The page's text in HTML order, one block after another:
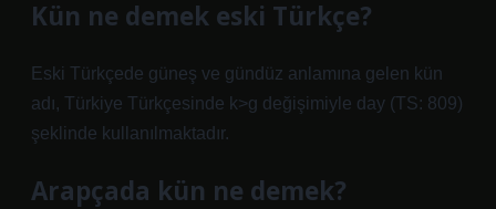
Kün ne demek eski Türkçe?
Eski Türkçede güneş ve gündüz anlamına gelen kün
adı, Türkiye Türkçesinde k>g değişimiyle day (TS: 809)
şeklinde kullanılmaktadır.
Arapçada kün ne demek?